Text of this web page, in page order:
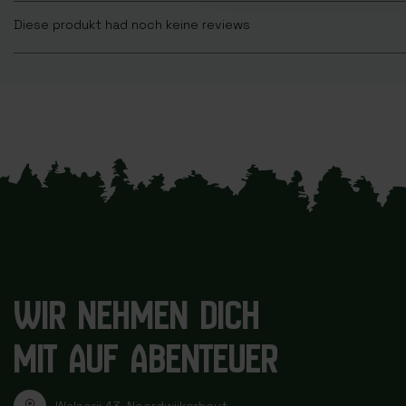
Diese produkt had noch keine reviews
WIR NEHMEN DICH
MIT AUF ABENTEUER